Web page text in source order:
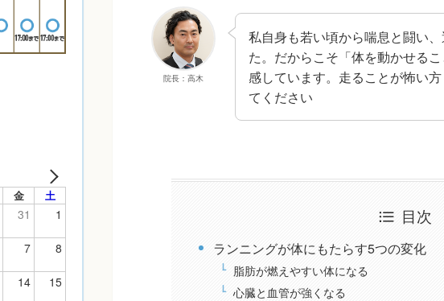
院長：高木
私自身も若い頃から喘息と闘い
た。だからこそ「体を動かせる
感しています。走ることが怖い
てください
目次
ランニングが体にもたらす5つの変化
脂肪が燃えやすい体になる
心臓と血管が強くなる
金 土
31 1
7 8
14 15